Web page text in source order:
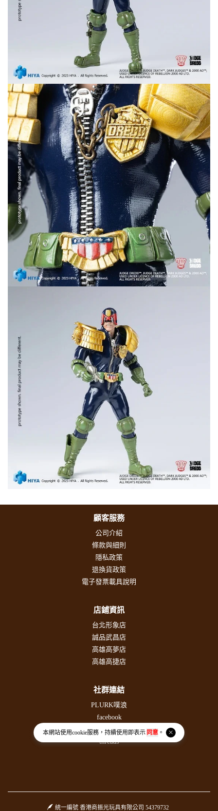
本網站使用cookie服務，持續使用即表示 同意。
顧客服務
公司介紹
條款與細則
隱私政策
退換貨政策
電子發票載具說明
店鋪資訊
台北形象店
誠品武昌店
高雄高夢店
高雄高捷店
社群連結
PLURK噗浪
facebook
instagram
threads
統一編號 香港商振光玩具有限公司 54379732